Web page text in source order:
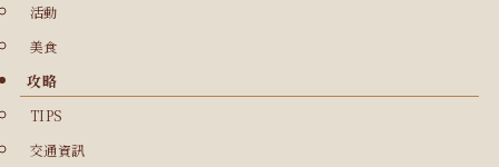
活動
美食
攻略
TIPS
交通資訊